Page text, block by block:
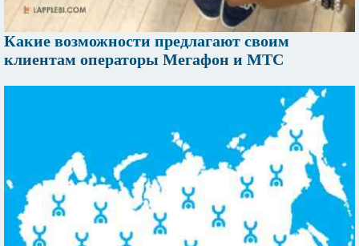
Какие возможности предлагают своим
клиентам операторы Мегафон и МТС